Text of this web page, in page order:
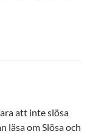
att inte slösa
läsa om Slösa och